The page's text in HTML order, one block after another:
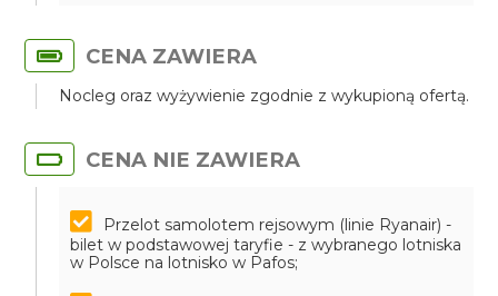
CENA ZAWIERA
Nocleg oraz wyżywienie zgodnie z wykupioną ofertą.
CENA NIE ZAWIERA
Przelot samolotem rejsowym (linie Ryanair) -
bilet w podstawowej taryfie - z wybranego lotniska
w Polsce na lotnisko w Pafos;